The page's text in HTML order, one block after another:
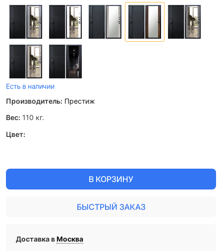
Есть в наличии
Производитель: Престиж
Вес: 110 кг.
Цвет:
В КОРЗИНУ
БЫСТРЫЙ ЗАКАЗ
Доставка вМосква